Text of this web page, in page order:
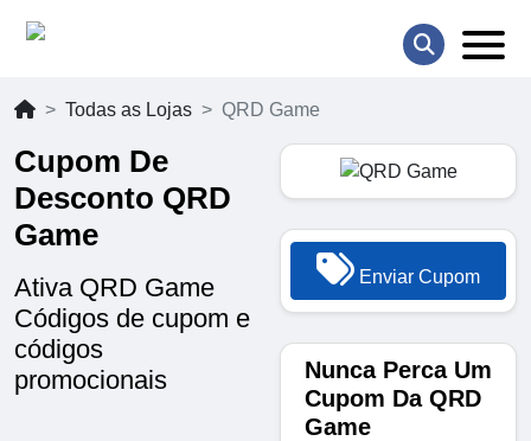
Todas as Lojas QRD Game
Cupom De
Desconto QRD
Game
Ativa QRD Game
Códigos de cupom e
códigos
promocionais
Enviar Cupom
Nunca Perca Um
Cupom Da QRD
Game